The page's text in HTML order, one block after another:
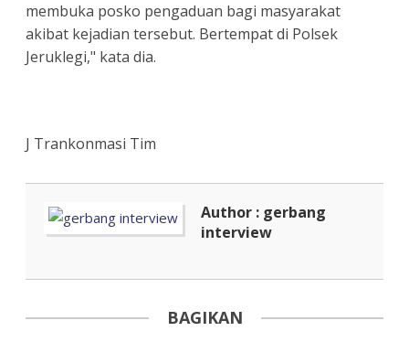
membuka posko pengaduan bagi masyarakat
akibat kejadian tersebut. Bertempat di Polsek
Jeruklegi," kata dia.
J Trankonmasi Tim
Author : gerbang
interview
BAGIKAN